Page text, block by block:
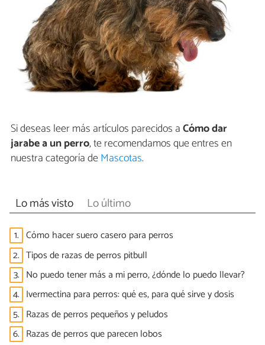
Si deseas leer más artículos parecidos aCómo dar
jarabe a un perro, te recomendamos que entres en
nuestra categoría deMascotas.
Lo más visto Lo último
1. Cómo hacer suero casero para perros
2. Tipos de razas de perros pitbull
3. No puedo tener más a mi perro, ¿dónde lo puedo llevar?
4. Ivermectina para perros: qué es, para qué sirve y dosis
5. Razas de perros pequeños y peludos
6. Razas de perros que parecen lobos